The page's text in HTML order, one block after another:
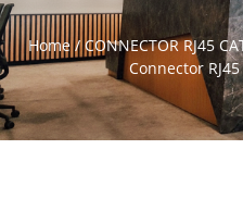
Home/CONNECTOR RJ45
Connector